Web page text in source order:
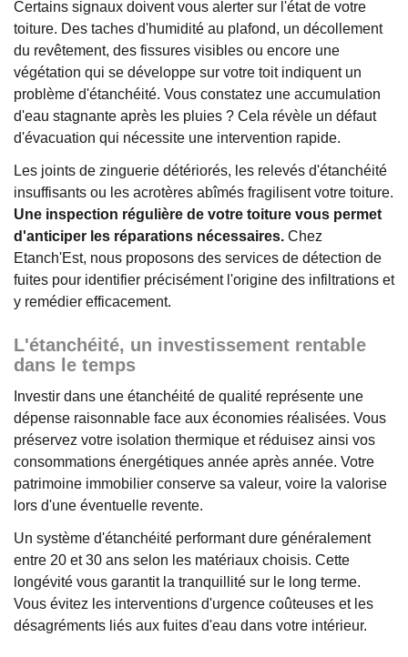
Certains signaux doivent vous alerter sur l'état de votre
toiture. Des taches d'humidité au plafond, un décollement
du revêtement, des fissures visibles ou encore une
végétation qui se développe sur votre toit indiquent un
problème d'étanchéité. Vous constatez une accumulation
d'eau stagnante après les pluies ? Cela révèle un défaut
d'évacuation qui nécessite une intervention rapide.
Les joints de zinguerie détériorés, les relevés d'étanchéité
insuffisants ou les acrotères abîmés fragilisent votre toiture.
Une inspection régulière de votre toiture vous permet
d'anticiper les réparations nécessaires. Chez
Etanch'Est, nous proposons des services de détection de
fuites pour identifier précisément l'origine des infiltrations et
y remédier efficacement.
L'étanchéité, un investissement rentable
dans le temps
Investir dans une étanchéité de qualité représente une
dépense raisonnable face aux économies réalisées. Vous
préservez votre isolation thermique et réduisez ainsi vos
consommations énergétiques année après année. Votre
patrimoine immobilier conserve sa valeur, voire la valorise
lors d'une éventuelle revente.
Un système d'étanchéité performant dure généralement
entre 20 et 30 ans selon les matériaux choisis. Cette
longévité vous garantit la tranquillité sur le long terme.
Vous évitez les interventions d'urgence coûteuses et les
désagréments liés aux fuites d'eau dans votre intérieur.